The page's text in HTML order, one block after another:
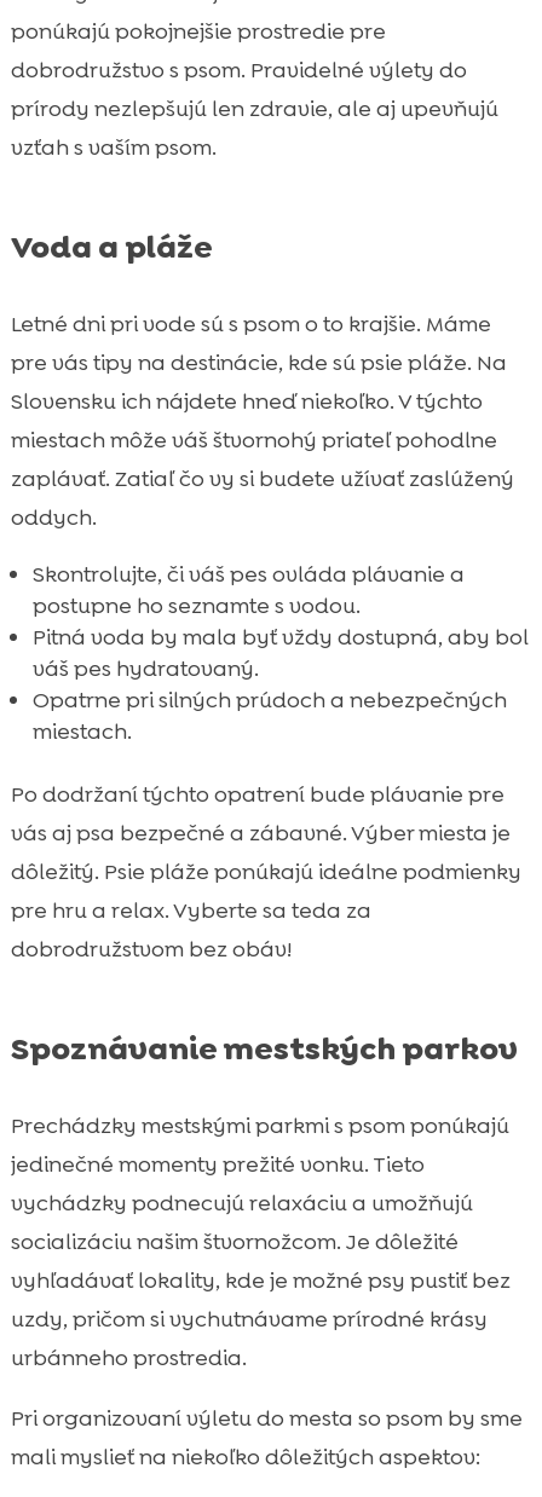
ponúkajú pokojnejšie prostredie pre
dobrodružstvo s psom. Pravidelné výlety do
prírody nezlepšujú len zdravie, ale aj upevňujú
vzťah s vaším psom.
Voda a pláže
Letné dni pri vode sú s psom o to krajšie. Máme
pre vás tipy na destinácie, kde sú psie pláže. Na
Slovensku ich nájdete hneď niekoľko. V týchto
miestach môže váš štvornohý priateľ pohodlne
zaplávať. Zatiaľ čo vy si budete užívať zaslúžený
oddych.
Skontrolujte, či váš pes ovláda plávanie a
postupne ho seznamte s vodou.
Pitná voda by mala byť vždy dostupná, aby bol
váš pes hydratovaný.
Opatrne pri silných prúdoch a nebezpečných
miestach.
Po dodržaní týchto opatrení bude plávanie pre
vás aj psa bezpečné a zábavné. Výber miesta je
dôležitý. Psie pláže ponúkajú ideálne podmienky
pre hru a relax. Vyberte sa teda za
dobrodružstvom bez obáv!
Spoznávanie mestských parkov
Prechádzky mestskými parkmi s psom ponúkajú
jedinečné momenty prežité vonku. Tieto
vychádzky podnecujú relaxáciu a umožňujú
socializáciu našim štvornožcom. Je dôležité
vyhľadávať lokality, kde je možné psy pustiť bez
uzdy, pričom si vychutnávame prírodné krásy
urbánneho prostredia.
Pri organizovaní výletu do mesta so psom by sme
mali myslieť na niekoľko dôležitých aspektov: